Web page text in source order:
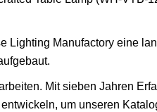
Lighting Manufactory eine
Mit sieben Jahren
um unseren